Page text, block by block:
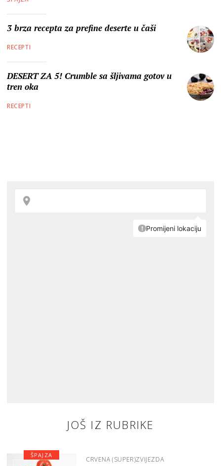
3 brza recepta za prefine deserte u čaši
RECEPTI
DESERT ZA 5! Crumble sa šljivama gotov u
tren oka
RECEPTI
JOŠ IZ RUBRIKE
CRVENA (SUPER)ZVIJEZDA
ŠPAJZA